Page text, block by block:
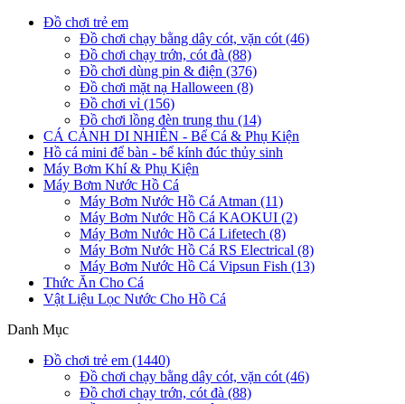
Đồ chơi trẻ em
Đồ chơi chạy bằng dây cót, vặn cót (46)
Đồ chơi chạy trớn, cót đà (88)
Đồ chơi dùng pin & điện (376)
Đồ chơi mặt nạ Halloween (8)
Đồ chơi vỉ (156)
Đồ chơi lồng đèn trung thu (14)
CÁ CẢNH DI NHIÊN - Bể Cá & Phụ Kiện
Hồ cá mini để bàn - bể kính đúc thủy sinh
Máy Bơm Khí & Phụ Kiện
Máy Bơm Nước Hồ Cá
Máy Bơm Nước Hồ Cá Atman (11)
Máy Bơm Nước Hồ Cá KAOKUI (2)
Máy Bơm Nước Hồ Cá Lifetech (8)
Máy Bơm Nước Hồ Cá RS Electrical (8)
Máy Bơm Nước Hồ Cá Vipsun Fish (13)
Thức Ăn Cho Cá
Vật Liệu Lọc Nước Cho Hồ Cá
Danh Mục
Đồ chơi trẻ em (1440)
Đồ chơi chạy bằng dây cót, vặn cót (46)
Đồ chơi chạy trớn, cót đà (88)